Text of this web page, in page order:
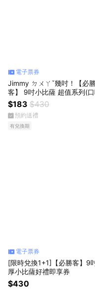
電子票券
Jimmy ㄉㄨㄚˇ幾吋！【必
客】 9吋小比薩 超值系列(
0選1) 好禮即享券
$183 $430
預約送禮
有兌換期
電子票券
[限時兌換1+1]【必勝客】9
厚小比薩好禮即享券
$430